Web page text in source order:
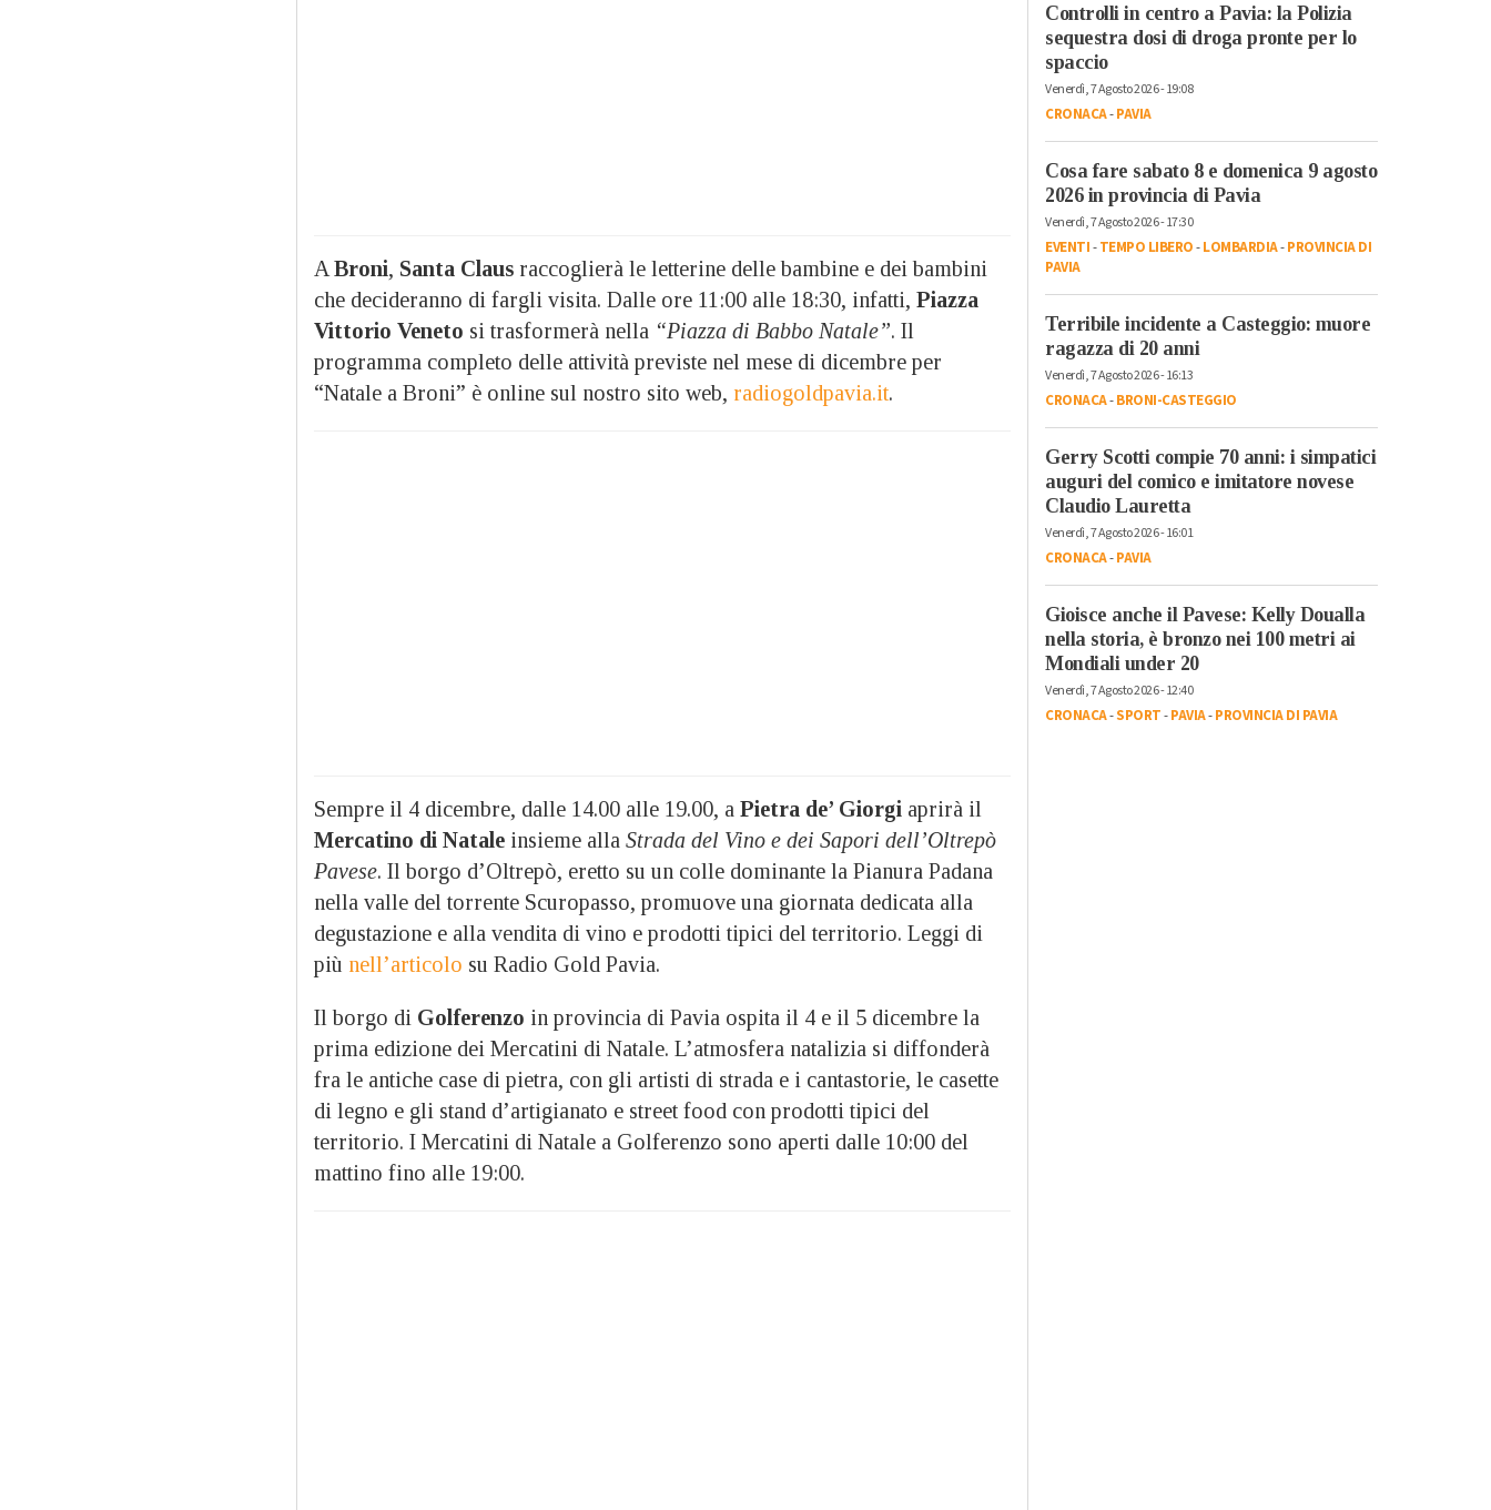
A Broni, Santa Claus raccoglierà le letterine delle bambine e dei bambini
che decideranno di fargli visita. Dalle ore 11:00 alle 18:30, infatti, Piazza
Vittorio Veneto si trasformerà nella “Piazza di Babbo Natale”. Il
programma completo delle attività previste nel mese di dicembre per
“Natale a Broni” è online sul nostro sito web, radiogoldpavia.it.
Sempre il 4 dicembre, dalle 14.00 alle 19.00, a Pietra de’ Giorgi aprirà il
Mercatino di Natale insieme alla Strada del Vino e dei Sapori dell’Oltrepò
Pavese. Il borgo d’Oltrepò, eretto su un colle dominante la Pianura Padana
nella valle del torrente Scuropasso, promuove una giornata dedicata alla
degustazione e alla vendita di vino e prodotti tipici del territorio. Leggi di
più nell’articolo su Radio Gold Pavia.
Il borgo di Golferenzo in provincia di Pavia ospita il 4 e il 5 dicembre la
prima edizione dei Mercatini di Natale. L’atmosfera natalizia si diffonderà
fra le antiche case di pietra, con gli artisti di strada e i cantastorie, le casette
di legno e gli stand d’artigianato e street food con prodotti tipici del
territorio. I Mercatini di Natale a Golferenzo sono aperti dalle 10:00 del
mattino fino alle 19:00.
Controlli in centro a Pavia: la Polizia
sequestra dosi di droga pronte per lo
spaccio
Venerdì, 7 Agosto 2026 - 19:08
CRONACA-PAVIA
Cosa fare sabato 8 e domenica 9 agosto
2026 in provincia di Pavia
Venerdì, 7 Agosto 2026 - 17:30
EVENTI-TEMPO LIBERO-LOMBARDIA-PROVINCIA DI
PAVIA
Terribile incidente a Casteggio: muore
ragazza di 20 anni
Venerdì, 7 Agosto 2026 - 16:13
CRONACA-BRONI-CASTEGGIO
Gerry Scotti compie 70 anni: i simpatici
auguri del comico e imitatore novese
Claudio Lauretta
Venerdì, 7 Agosto 2026 - 16:01
CRONACA-PAVIA
Gioisce anche il Pavese: Kelly Doualla
nella storia, è bronzo nei 100 metri ai
Mondiali under 20
Venerdì, 7 Agosto 2026 - 12:40
CRONACA-SPORT-PAVIA-PROVINCIA DI PAVIA